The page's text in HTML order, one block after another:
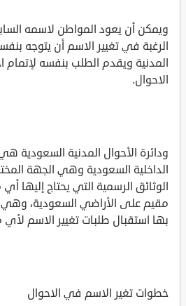
ويمكن أن يعود المواطن لاسمه
الرغبة في تغيير الاسم أن يتوجه
المدنية ويقدم الطلب بنفسه لإتمام
الاحوال.
ودائرة الأحوال المدنية السعودية
الداخلية السعودية وهي الجهة
الوثائق الرسمية التي يحتاج
مقيم على الأراضي السعودية، وهي
بها استقبال طلبات تغيير الاسم
خطوات تغير الاسم في الاحوال